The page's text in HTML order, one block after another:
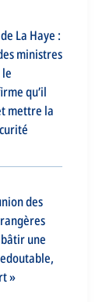
La Haye :
ministres
qu’il
mettre la
des
bâtir une
»